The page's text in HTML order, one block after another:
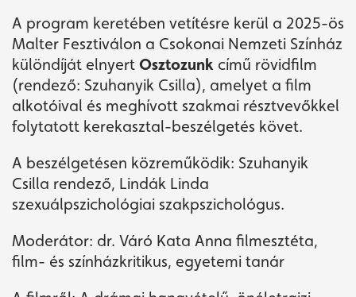
A program keretében vetítésre kerül a 2025-ös
Malter Fesztiválon a Csokonai Nemzeti Színház
különdíját elnyert Osztozunk című rövidfilm
(rendező: Szuhanyik Csilla), amelyet a film
alkotóival és meghívott szakmai résztvevőkkel
folytatott kerekasztal-beszélgetés követ.
A beszélgetésen közreműködik: Szuhanyik
Csilla rendező, Lindák Linda
szexuálpszichológiai szakpszichológus.
Moderátor: dr. Váró Kata Anna filmesztéta,
film- és színházkritikus, egyetemi tanár